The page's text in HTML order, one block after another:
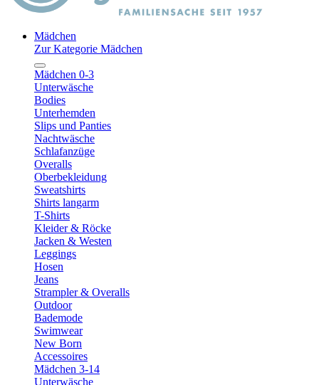
Mädchen
Zur Kategorie Mädchen
Mädchen 0-3
Unterwäsche
Bodies
Unterhemden
Slips und Panties
Nachtwäsche
Schlafanzüge
Overalls
Oberbekleidung
Sweatshirts
Shirts langarm
T-Shirts
Kleider & Röcke
Jacken & Westen
Leggings
Hosen
Jeans
Strampler & Overalls
Outdoor
Bademode
Swimwear
New Born
Accessoires
Mädchen 3-14
Unterwäsche